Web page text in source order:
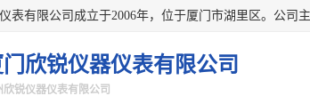
欣锐仪器仪表有限公司
欣锐仪器仪表有限公司